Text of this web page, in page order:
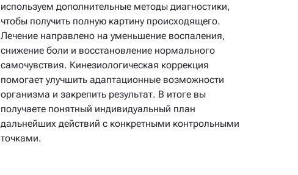
используем дополнительные методы диагностики,
чтобы получить полную картину происходящего.
Лечение направлено на уменьшение воспаления,
снижение боли и восстановление нормального
самочувствия. Кинезиологическая коррекция
помогает улучшить адаптационные возможности
организма и закрепить результат. В итоге вы
получаете понятный индивидуальный план
дальнейших действий с конкретными контрольными
точками.